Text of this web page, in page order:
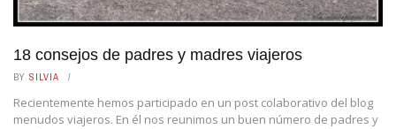
18 consejos de padres y madres viajeros
BY SILVIA
Recientemente hemos participado en un post colaborativo del blog
menudos viajeros. En él nos reunimos un buen número de padres y